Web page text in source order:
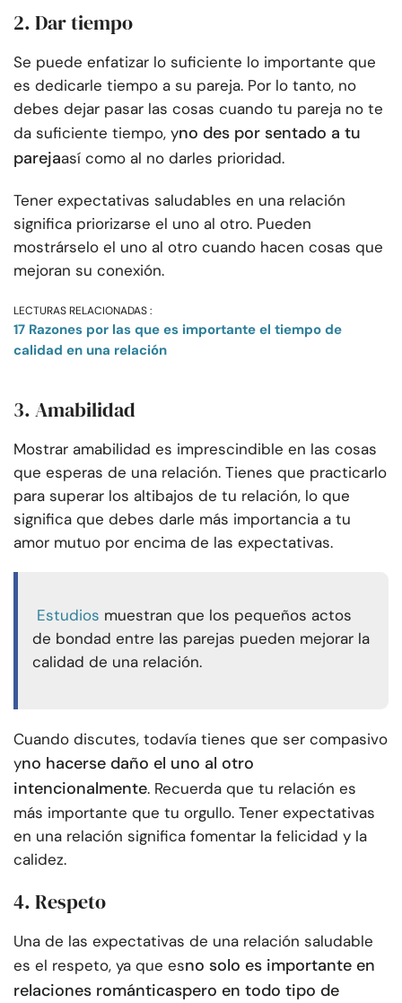
2. Dar tiempo
Se puede enfatizar lo suficiente lo importante que
es dedicarle tiempo a su pareja. Por lo tanto, no
debes dejar pasar las cosas cuando tu pareja no te
da suficiente tiempo, yno des por sentado a tu
parejaasí como al no darles prioridad.
Tener expectativas saludables en una relación
significa priorizarse el uno al otro. Pueden
mostrárselo el uno al otro cuando hacen cosas que
mejoran su conexión.
LECTURAS RELACIONADAS :
17 Razones por las que es importante el tiempo de
calidad en una relación
3. Amabilidad
Mostrar amabilidad es imprescindible en las cosas
que esperas de una relación. Tienes que practicarlo
para superar los altibajos de tu relación, lo que
significa que debes darle más importancia a tu
amor mutuo por encima de las expectativas.
Estudios muestran que los pequeños actos
de bondad entre las parejas pueden mejorar la
calidad de una relación.
Cuando discutes, todavía tienes que ser compasivo
yno hacerse daño el uno al otro
intencionalmente. Recuerda que tu relación es
más importante que tu orgullo. Tener expectativas
en una relación significa fomentar la felicidad y la
calidez.
4. Respeto
Una de las expectativas de una relación saludable
es el respeto, ya que esno solo es importante en
relaciones románticaspero en todo tipo de